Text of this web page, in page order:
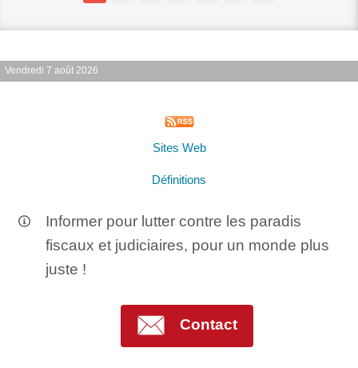
Vendredi 7 août 2026
Sites Web
Définitions
Informer pour lutter contre les paradis
fiscaux et judiciaires, pour un monde plus
juste !
Contact